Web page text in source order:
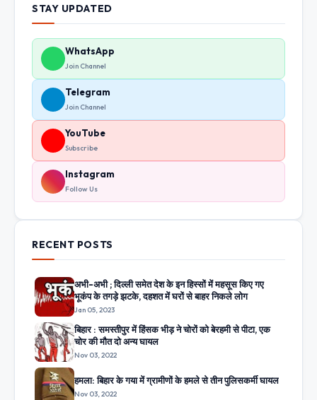
STAY UPDATED
WhatsApp
Join Channel
Telegram
Join Channel
YouTube
Subscribe
Instagram
Follow Us
RECENT POSTS
अभी-अभी ; दिल्ली समेत देश के इन हिस्सों में महसूस किए गए
भूकंप के तगड़े झटके, दहशत में घरों से बाहर निकले लोग
Jan 05, 2023
बिहार : समस्तीपुर में हिंसक भीड़ ने चोरों को बेरहमी से पीटा, एक
चोर की मौत दो अन्य घायल
Nov 03, 2022
हमला: बिहार के गया में ग्रामीणों के हमले से तीन पुलिसकर्मी घायल
Nov 03, 2022